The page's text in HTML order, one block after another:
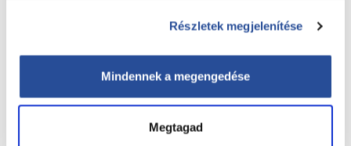
Részletek megjelenítése
Mindennek a megengedése
Megtagad